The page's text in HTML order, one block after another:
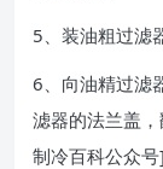
5、装油粗过滤
6、向油精过滤
滤器的法兰盖
制冷百科公众